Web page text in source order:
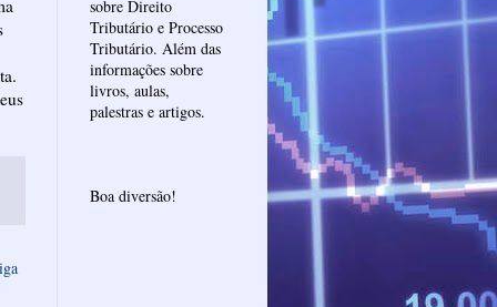
sobre Direito
Tributário e Processo
Tributário. Além das
informações sobre
livros, aulas,
palestras e artigos.
Boa diversão!